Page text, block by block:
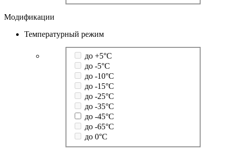
Модификации
Температурный режим
до +5°C
до -5°C
до -10°C
до -15°C
до -25°C
до -35°C
до -45°C
до -65°C
до 0°C